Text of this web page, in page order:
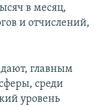
в месяц,
и отчислений,
главным
среди
уровень